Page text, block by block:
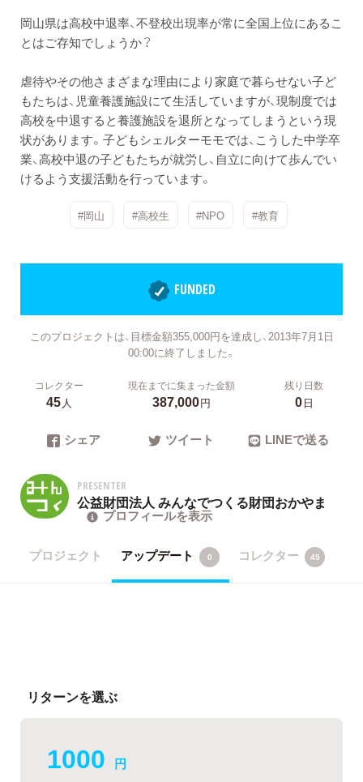
岡山県は高校中退率、不登校出現率が常に全国上位にあるこ
とはご存知でしょうか？
虐待やその他さまざまな理由により家庭で暮らせない子ど
もたちは、児童養護施設にて生活していますが、現制度では
高校を中退すると養護施設を退所となってしまうという現
状があります。子どもシェルターモモでは、こうした中学卒
業、高校中退の子どもたちが就労し、自立に向けて歩んでい
けるよう支援活動を行っています。
#岡山 #高校生 #NPO #教育
FUNDED
このプロジェクトは、目標金額355,000円を達成し、2013年7月1日
00:00に終了しました。
コレクター
45人
現在までに集まった金額
387,000円
残り日数
0日
シェア ツイート LINEで送る
PRESENTER
公益財団法人 みんなでつくる財団おかやま
プロフィールを表示
プロジェクト アップデート 0 コレクター 45
リターンを選ぶ
1000 円